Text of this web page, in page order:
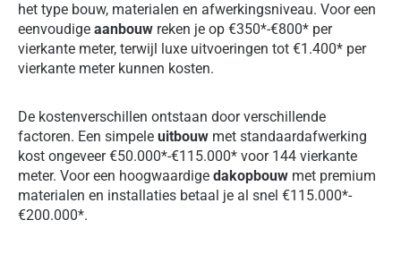
het type bouw, materialen en afwerkingsniveau. Voor een
eenvoudige aanbouw reken je op €350*-€800* per
vierkante meter, terwijl luxe uitvoeringen tot €1.400* per
vierkante meter kunnen kosten.
De kostenverschillen ontstaan door verschillende
factoren. Een simpele uitbouw met standaardafwerking
kost ongeveer €50.000*-€115.000* voor 144 vierkante
meter. Voor een hoogwaardige dakopbouw met premium
materialen en installaties betaal je al snel €115.000*-
€200.000*.